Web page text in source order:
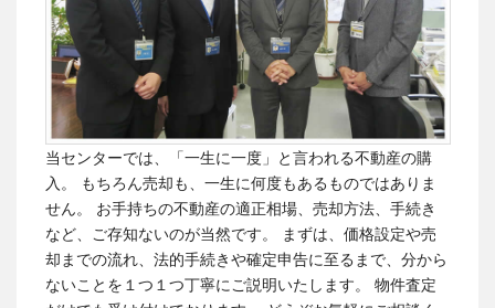
当センターでは、「一生に一度」と言われる不動産の購
入。 もちろん売却も、一生に何度もあるものではありま
せん。
お手持ちの不動産の適正相場、売却方法、手続き
など、ご存知ないのが当然です。
まずは、価格設定や売
却までの流れ、法的手続きや確定申告に至るまで、分から
ないことを１つ１つ丁寧にご説明いたします。 物件査定